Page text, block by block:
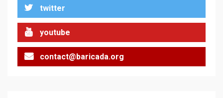
twitter
youtube
contact@baricada.org